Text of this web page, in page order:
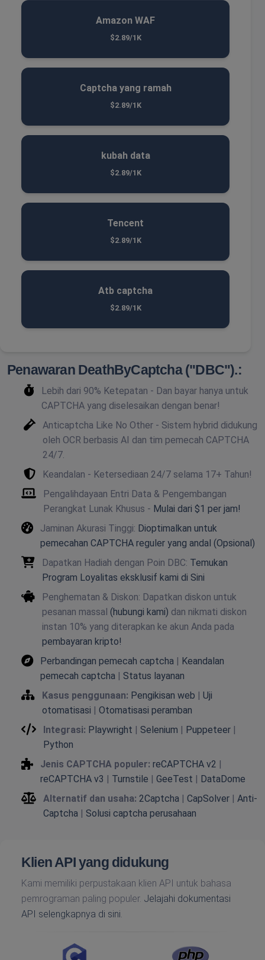
Amazon WAF
$2.89/1K
Captcha yang ramah
$2.89/1K
kubah data
$2.89/1K
Tencent
$2.89/1K
Atb captcha
$2.89/1K
Penawaran DeathByCaptcha ("DBC").:
Lebih dari 90% Ketepatan - Dan bayar hanya untuk
CAPTCHA yang diselesaikan dengan benar!
Anticaptcha Like No Other - Sistem hybrid didukung
oleh OCR berbasis AI dan tim pemecah CAPTCHA
24/7.
Keandalan - Ketersediaan 24/7 selama 17+ Tahun!
Pengalihdayaan Entri Data & Pengembangan
Perangkat Lunak Khusus - Mulai dari $1 per jam!
Jaminan Akurasi Tinggi: Dioptimalkan untuk
pemecahan CAPTCHA reguler yang andal (Opsional)
Dapatkan Hadiah dengan Poin DBC: Temukan
Program Loyalitas eksklusif kami di Sini
Penghematan & Diskon: Dapatkan diskon untuk
pesanan massal (hubungi kami) dan nikmati diskon
instan 10% yang diterapkan ke akun Anda pada
pembayaran kripto!
Perbandingan pemecah captcha | Keandalan
pemecah captcha | Status layanan
Kasus penggunaan: Pengikisan web | Uji
otomatisasi | Otomatisasi peramban
Integrasi: Playwright | Selenium | Puppeteer |
Python
Jenis CAPTCHA populer: reCAPTCHA v2 |
reCAPTCHA v3 | Turnstile | GeeTest | DataDome
Alternatif dan usaha: 2Captcha | CapSolver | Anti-
Captcha | Solusi captcha perusahaan
Klien API yang didukung
Kami memiliki perpustakaan klien API untuk bahasa
pemrograman paling populer. Jelajahi dokumentasi
API selengkapnya di sini.